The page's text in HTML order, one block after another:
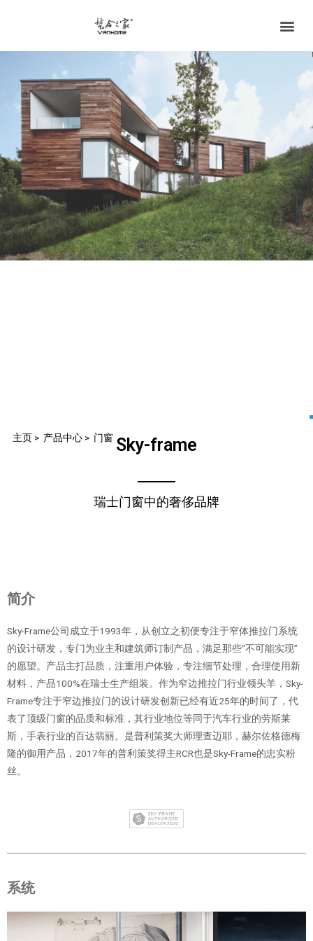
主页 > 产品中心 > 门窗 Sky-frame
瑞士门窗中的奢侈品牌
简介
Sky-Frame公司成立于1993年，从创立之初便专注于窄体推拉门系统
的设计研发，专门为业主和建筑师订制产品，满足那些“不可能实现”
的愿望。产品主打品质，注重用户体验，专注细节处理，合理使用新
材料，产品100%在瑞士生产组装。作为窄边推拉门行业领头羊，Sky-
Frame专注于窄边推拉门的设计研发创新已经有近25年的时间了，代
表了顶级门窗的品质和标准，其行业地位等同于汽车行业的劳斯莱
斯，手表行业的百达翡丽。是普利策奖大师理查迈耶，赫尔佐格德梅
隆的御用产品，2017年的普利策奖得主RCR也是Sky-Frame的忠实粉
丝。
系统